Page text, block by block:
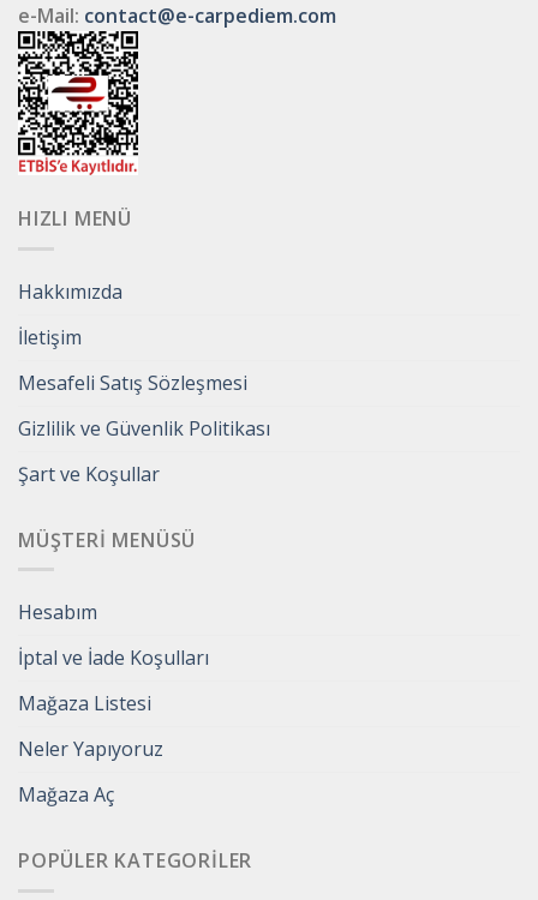
e-Mail: contact@e-carpediem.com
HIZLI MENÜ
Hakkımızda
İletişim
Mesafeli Satış Sözleşmesi
Gizlilik ve Güvenlik Politikası
Şart ve Koşullar
MÜŞTERI MENÜSÜ
Hesabım
İptal ve İade Koşulları
Mağaza Listesi
Neler Yapıyoruz
Mağaza Aç
POPÜLER KATEGORILER